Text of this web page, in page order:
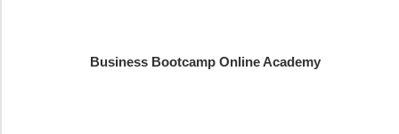
Business Bootcamp Online Academy